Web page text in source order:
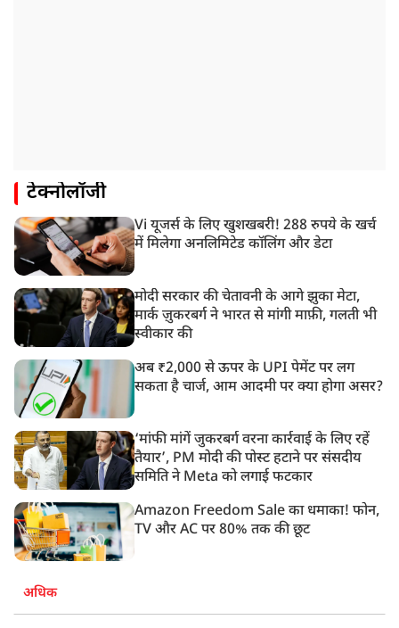
टेक्नोलॉजी
Vi यूजर्स के लिए खुशखबरी! 288 रुपये के खर्च
में मिलेगा अनलिमिटेड कॉलिंग और डेटा
मोदी सरकार की चेतावनी के आगे झुका मेटा,
मार्क ज़ुकरबर्ग ने भारत से मांगी माफ़ी, गलती भी
स्वीकार की
अब ₹2,000 से ऊपर के UPI पेमेंट पर लग
सकता है चार्ज, आम आदमी पर क्या होगा असर?
‘मांफी मांगें जुकरबर्ग वरना कार्रवाई के लिए रहें
तैयार’, PM मोदी की पोस्ट हटाने पर संसदीय
समिति ने Meta को लगाई फटकार
Amazon Freedom Sale का धमाका! फोन,
TV और AC पर 80% तक की छूट
अधिक